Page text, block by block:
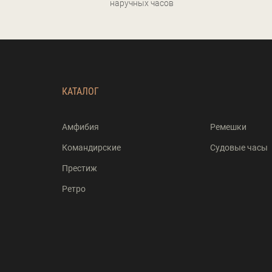
наручных часов
КАТАЛОГ
Амфибия
Командирские
Престиж
Ретро
Ремешки
Судовые часы